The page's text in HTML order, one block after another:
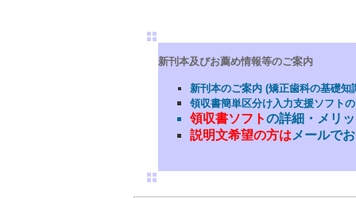
新刊本及びお薦め情報等のご案内
新刊本のご案内 (矯正歯科の基礎
領収書簡単区分け入力支援ソフト
領収書ソフトの詳細・メリ
説明文希望の方は メールで